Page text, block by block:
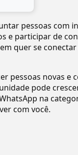
pessoas com
e participar de
quer se
pessoas novas e
pode
na
com você.